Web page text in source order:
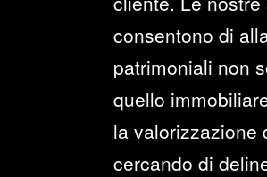
consentono di
patrimoniali non
quello
la valorizzazione
cercando di